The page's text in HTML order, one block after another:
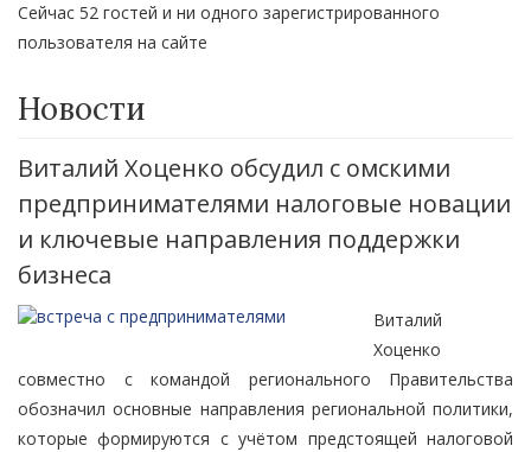
Сейчас 52 гостей и ни одного зарегистрированного
пользователя на сайте
Новости
Виталий Хоценко обсудил с омскими
предпринимателями налоговые новации
и ключевые направления поддержки
бизнеса
Виталий
Хоценко
совместно с командой регионального Правительства
обозначил основные направления региональной политики,
которые формируются с учётом предстоящей налоговой